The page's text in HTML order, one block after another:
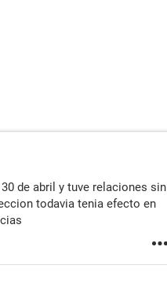
de abril y tuve relaciones sin
todavia tenia efecto en